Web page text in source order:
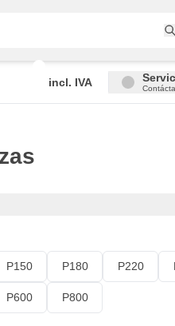
incl. IVA
P150 P180 P220
P600 P800